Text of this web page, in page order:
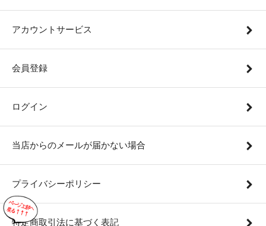
アカウントサービス
会員登録
ログイン
当店からのメールが届かない場合
プライバシーポリシー
特定商取引法に基づく表記